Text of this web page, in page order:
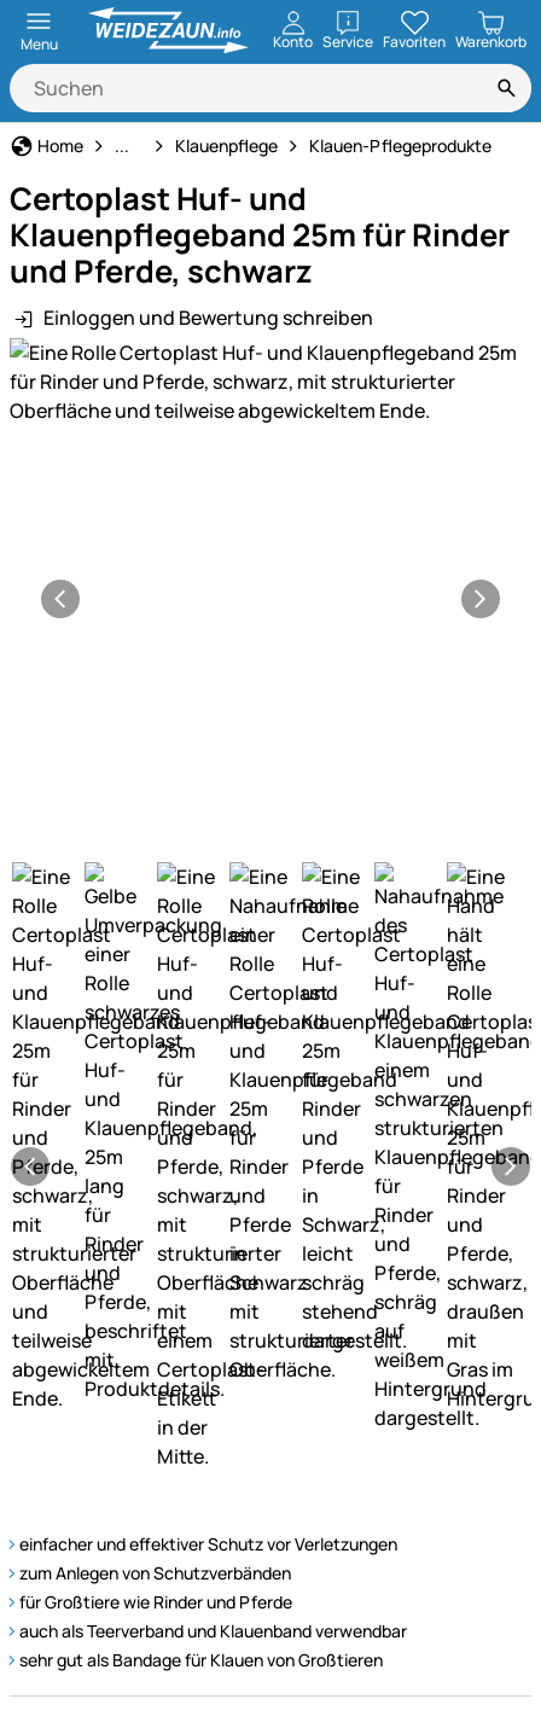
Menu Konto ServiceöffnenFavoriten Warenkorb
Home Schafhaltung
... Klauenpflege Klauen-Pflegeprodukte
Certoplast Huf- und
Klauenpflegeband 25m für Rinder
und Pferde, schwarz
Einloggen und Bewertung schreiben
Produktgalerie
einfacher und effektiver Schutz vor Verletzungen
zum Anlegen von Schutzverbänden
für Großtiere wie Rinder und Pferde
auch als Teerverband und Klauenband verwendbar
sehr gut als Bandage für Klauen von Großtieren